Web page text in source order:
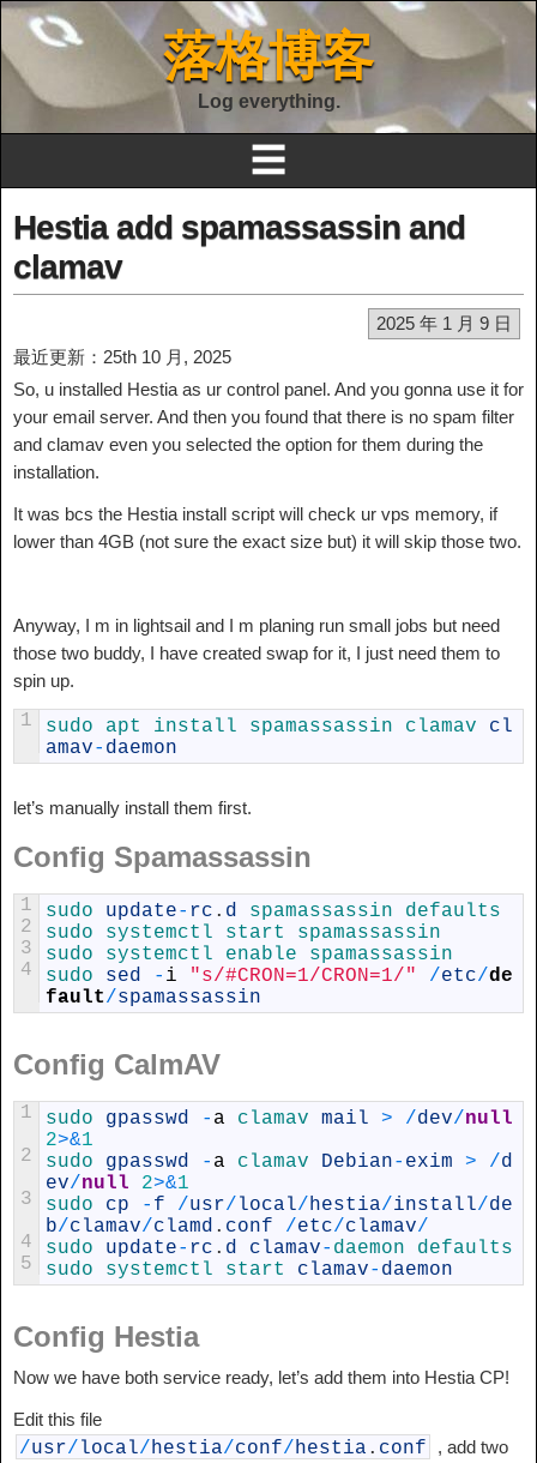
落格博客
Log everything.
☰
Hestia add spamassassin and
clamav
2025 年 1 月 9 日
最近更新：25th 10 月, 2025
So, u installed Hestia as ur control panel. And you gonna use it for
your email server. And then you found that there is no spam filter
and clamav even you selected the option for them during the
installation.
It was bcs the Hestia install script will check ur vps memory, if
lower than 4GB (not sure the exact size but) it will skip those two.
Anyway, I m in lightsail and I m planing run small jobs but need
those two buddy, I have created swap for it, I just need them to
spin up.
1 sudo apt install spamassassin clamav cl
amav- daemon
let’s manually install them first.
Config Spamassassin
1
2
3
4
sudo update- rc . d spamassassin defaults
sudo systemctl start spamassassin
sudo systemctl enable spamassassin
sudo sed - i "s/#CRON=1/CRON=1/" /etc/de
fault/spamassassin
Config CalmAV
1
2
3
4
5
sudo gpasswd - a clamav mail > /dev/null
2>&1
sudo gpasswd - a clamav Debian- exim > /d
ev/null 2>&1
sudo cp - f /usr/ local/hestia/install/de
b/clamav/clamd . conf /etc/clamav/
sudo update- rc . d clamav- daemon defaults
sudo systemctl start clamav- daemon
Config Hestia
Now we have both service ready, let’s add them into Hestia CP!
Edit this file
/usr/ local/hestia/conf/hestia . conf
, add two